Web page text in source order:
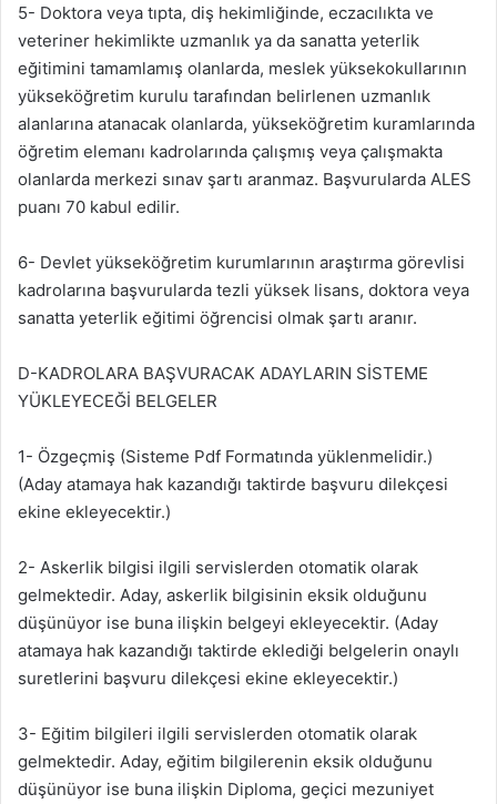
5- Doktora veya tıpta, diş hekimliğinde, eczacılıkta ve
veteriner hekimlikte uzmanlık ya da sanatta yeterlik
eğitimini tamamlamış olanlarda, meslek yüksekokullarının
yükseköğretim kurulu tarafından belirlenen uzmanlık
alanlarına atanacak olanlarda, yükseköğretim kuramlarında
öğretim elemanı kadrolarında çalışmış veya çalışmakta
olanlarda merkezi sınav şartı aranmaz. Başvurularda ALES
puanı 70 kabul edilir.
6- Devlet yükseköğretim kurumlarının araştırma görevlisi
kadrolarına başvurularda tezli yüksek lisans, doktora veya
sanatta yeterlik eğitimi öğrencisi olmak şartı aranır.
D-KADROLARA BAŞVURACAK ADAYLARIN SİSTEME
YÜKLEYECEĞİ BELGELER
1- Özgeçmiş (Sisteme Pdf Formatında yüklenmelidir.)
(Aday atamaya hak kazandığı taktirde başvuru dilekçesi
ekine ekleyecektir.)
2- Askerlik bilgisi ilgili servislerden otomatik olarak
gelmektedir. Aday, askerlik bilgisinin eksik olduğunu
düşünüyor ise buna ilişkin belgeyi ekleyecektir. (Aday
atamaya hak kazandığı taktirde eklediği belgelerin onaylı
suretlerini başvuru dilekçesi ekine ekleyecektir.)
3- Eğitim bilgileri ilgili servislerden otomatik olarak
gelmektedir. Aday, eğitim bilgilerenin eksik olduğunu
düşünüyor ise buna ilişkin Diploma, geçici mezuniyet